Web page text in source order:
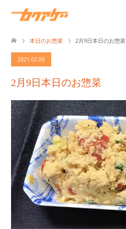
本日のお惣菜 2月9日本日のお惣菜
2021.02.09
2月9日本日のお惣菜